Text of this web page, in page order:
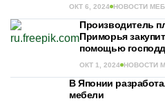
ОКТ 6, 2024 НОВОСТИ
Производитель
Приморья
помощью
ОКТ 1, 2024 НОВОСТИ
В Японии
мебели